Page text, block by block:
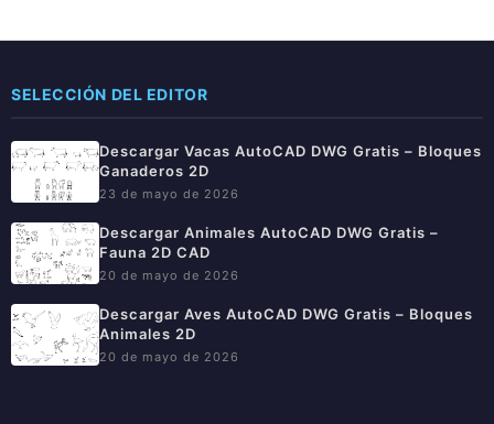
SELECCIÓN DEL EDITOR
Descargar Vacas AutoCAD DWG Gratis – Bloques
Ganaderos 2D
23 de mayo de 2026
Descargar Animales AutoCAD DWG Gratis –
Fauna 2D CAD
20 de mayo de 2026
Descargar Aves AutoCAD DWG Gratis – Bloques
Animales 2D
20 de mayo de 2026